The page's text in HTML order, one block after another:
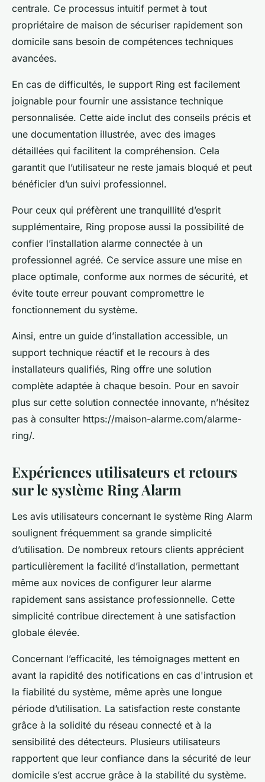
centrale. Ce processus intuitif permet à tout
propriétaire de maison de sécuriser rapidement son
domicile sans besoin de compétences techniques
avancées.
En cas de difficultés, le support Ring est facilement
joignable pour fournir une assistance technique
personnalisée. Cette aide inclut des conseils précis et
une documentation illustrée, avec des images
détaillées qui facilitent la compréhension. Cela
garantit que l’utilisateur ne reste jamais bloqué et peut
bénéficier d’un suivi professionnel.
Pour ceux qui préfèrent une tranquillité d’esprit
supplémentaire, Ring propose aussi la possibilité de
confier l’installation alarme connectée à un
professionnel agréé. Ce service assure une mise en
place optimale, conforme aux normes de sécurité, et
évite toute erreur pouvant compromettre le
fonctionnement du système.
Ainsi, entre un guide d’installation accessible, un
support technique réactif et le recours à des
installateurs qualifiés, Ring offre une solution
complète adaptée à chaque besoin. Pour en savoir
plus sur cette solution connectée innovante, n’hésitez
pas à consulter https://maison-alarme.com/alarme-
ring/.
Expériences utilisateurs et retours
sur le système Ring Alarm
Les avis utilisateurs concernant le système Ring Alarm
soulignent fréquemment sa grande simplicité
d’utilisation. De nombreux retours clients apprécient
particulièrement la facilité d’installation, permettant
même aux novices de configurer leur alarme
rapidement sans assistance professionnelle. Cette
simplicité contribue directement à une satisfaction
globale élevée.
Concernant l’efficacité, les témoignages mettent en
avant la rapidité des notifications en cas d'intrusion et
la fiabilité du système, même après une longue
période d’utilisation. La satisfaction reste constante
grâce à la solidité du réseau connecté et à la
sensibilité des détecteurs. Plusieurs utilisateurs
rapportent que leur confiance dans la sécurité de leur
domicile s’est accrue grâce à la stabilité du système.